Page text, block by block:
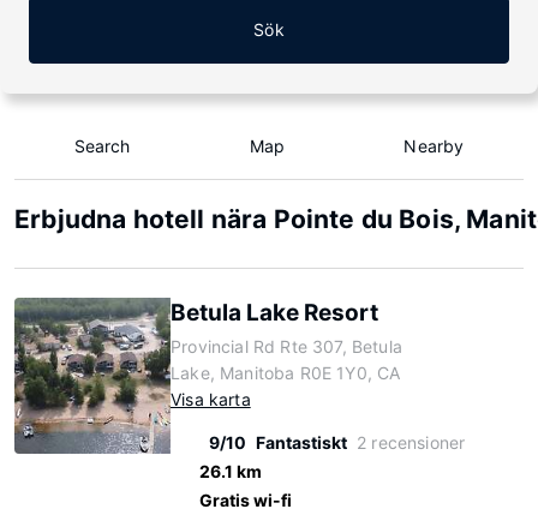
Sök
Search Map Nearby
Erbjudna hotell nära Pointe du Bois,
Betula Lake Resort
Provincial Rd Rte 307, Betula
Lake, Manitoba R0E 1Y0, CA
Visa karta
9/10 Fantastiskt 2 recensioner
26.1 km
Gratis wi-fi